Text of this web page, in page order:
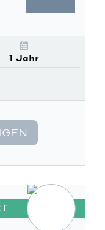
1 Jahr